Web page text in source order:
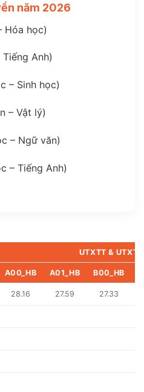
năm 2026
Hóa học)
Anh)
– Sinh học)
– Vật lý)
– Ngữ văn)
– Tiếng Anh)
UTXTT & UTXT
A00_HB A01_HB B00_HB
28.16 27.59 27.33